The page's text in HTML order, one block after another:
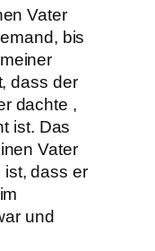
Vater
bis
dass der
dachte ,
ist. Das
Vater
dass er
und